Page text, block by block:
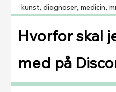
kunst, diagnoser, medicin,
Hvorfor skal
med på